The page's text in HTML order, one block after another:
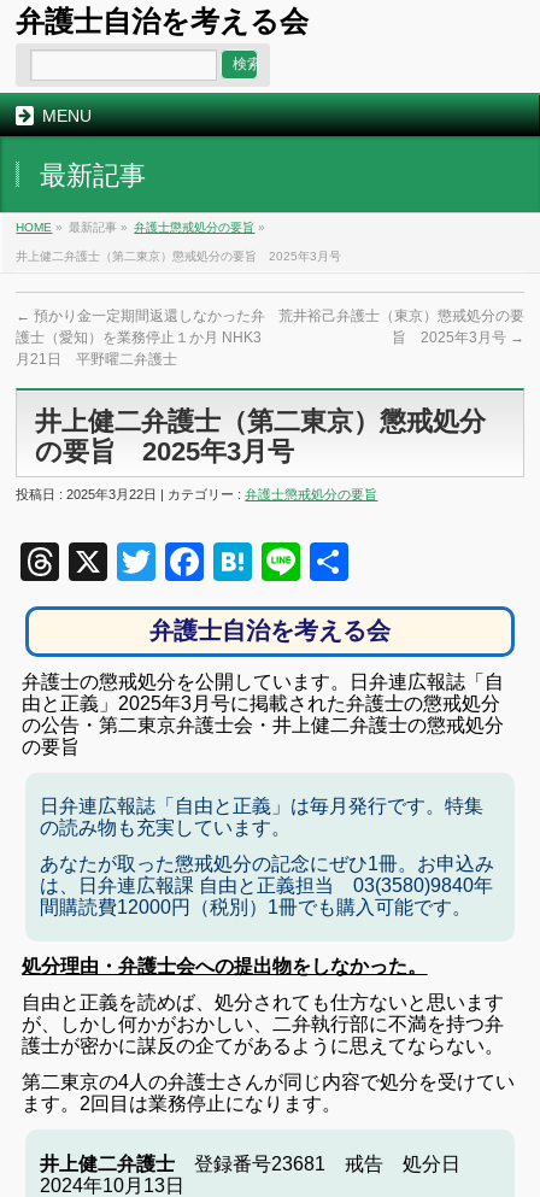
弁護士自治を考える会
MENU
最新記事
HOME » 最新記事 » 弁護士懲戒処分の要旨 »
井上健二弁護士（第二東京）懲戒処分の要旨 2025年3月号
← 預かり金一定期間返還しなかった弁
護士（愛知）を業務停止１か月 NHK3
月21日 平野曜二弁護士
荒井裕己弁護士（東京）懲戒処分の要
旨 2025年3月号 →
井上健二弁護士（第二東京）懲戒処分
の要旨 2025年3月号
投稿日 : 2025年3月22日 | カテゴリー :弁護士懲戒処分の要旨
Threads
X TwitterFacebook
Hatena
Line
有
弁護士自治を考える会
弁護士の懲戒処分を公開しています。日弁連広報誌「自
由と正義」2025年3月号に掲載された弁護士の懲戒処分
の公告・第二東京弁護士会・井上健二弁護士の懲戒処分
の要旨
日弁連広報誌「自由と正義」は毎月発行です。特集
の読み物も充実しています。
あなたが取った懲戒処分の記念にぜひ1冊。お申込み
は、日弁連広報課 自由と正義担当 03(3580)9840年
間購読費12000円（税別）1冊でも購入可能です。
処分理由・弁護士会への提出物をしなかった。
自由と正義を読めば、処分されても仕方ないと思います
が、
しかし何かがおかしい、二弁執行部に不満を持つ弁
護士が密かに謀反の企てがあるように思えてならない。
第二東京の4人の弁護士さんが同じ内容で処分を受けてい
ます。2回目は業務停止になります。
井上健二弁護士登録番号23681 戒告 処分日
2024年10月13日